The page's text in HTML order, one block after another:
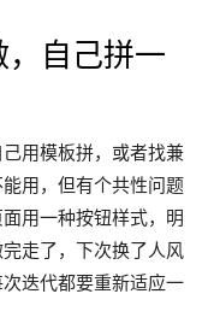
自己拼一
用模板拼，或者找兼
用，但有个共性问题
用一种按钮样式，明
走了，下次换了人风
迭代都要重新适应一